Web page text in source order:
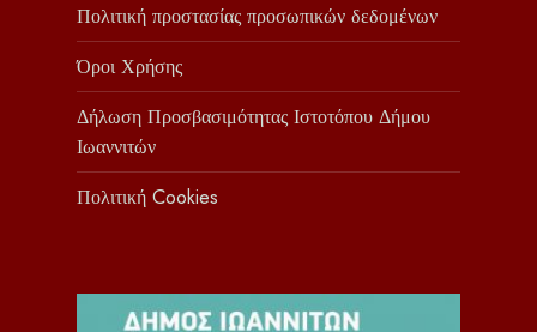
Πολιτική προστασίας προσωπικών δεδομένων
Όροι Χρήσης
Δήλωση Προσβασιμότητας Ιστοτόπου Δήμου
Ιωαννιτών
Πολιτική Cookies